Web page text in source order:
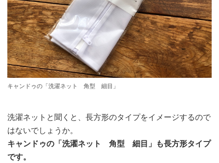
キャンドゥの「洗濯ネット 角型 細目」
洗濯ネットと聞くと、長方形のタイプをイメージするので
はないでしょうか。
キャンドゥの「洗濯ネット 角型 細目」も長方形タイプ
です。